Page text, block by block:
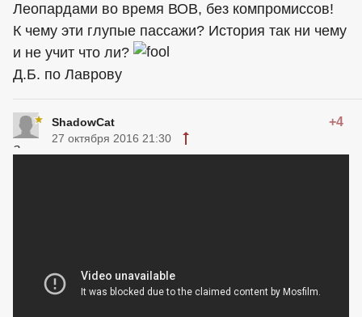
Леопардами во время ВОВ, без компромиссов!
К чему эти глупые пассажи? История так ни чему
и не учит что ли?
Д.Б. по Лаврову
ShadowCat +4
27 октября 2016 21:30